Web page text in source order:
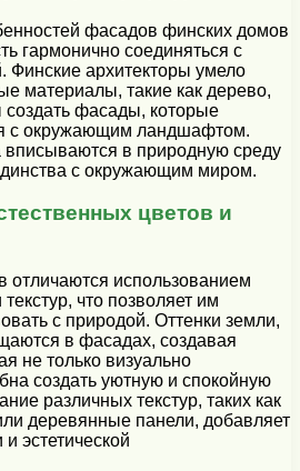
фасадов финских домов
гармонично соединяться с
архитекторы умело
материалы, такие как дерево,
создать фасады, которые
с окружающим ландшафтом.
вписываются в природную среду
с окружающим миром.
цветов и
использованием
что позволяет им
с природой. Оттенки земли,
в фасадах, создавая
не только визуально
создать уютную и спокойную
различных текстур, таких как
деревянные панели, добавляет
эстетической